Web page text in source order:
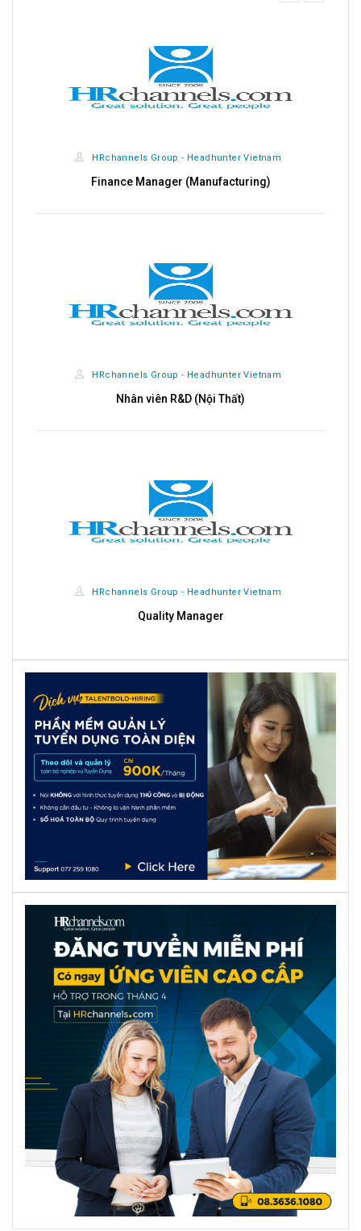
HRchannels Group - Headhunter Vietnam
Finance Manager (Manufacturing)
HRchannels Group - Headhunter Vietnam
Nhân viên R&D (Nội Thất)
HRchannels Group - Headhunter Vietnam
Quality Manager